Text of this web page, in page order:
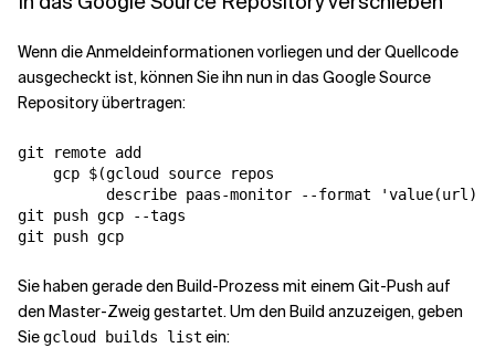
Wenn die Anmeldeinformationen vorliegen und der Quellcode
ausgecheckt ist, können Sie ihn nun in das Google Source
Repository übertragen:
git remote add
    gcp $(gcloud source repos
          describe paas-monitor --format 'value(url)')
git push gcp --tags
Sie haben gerade den Build-Prozess mit einem Git-Push auf
den Master-Zweig gestartet. Um den Build anzuzeigen, geben
Siegcloud builds list ein: